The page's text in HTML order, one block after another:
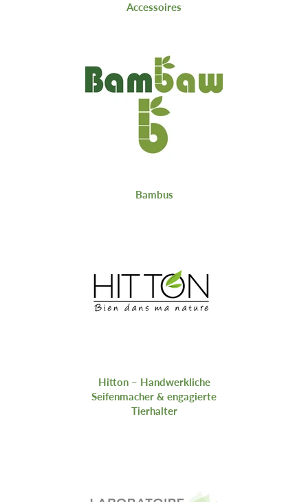
Accessoires
Bambus
Hitton – Handwerkliche
Seifenmacher & engagierte
Tierhalter